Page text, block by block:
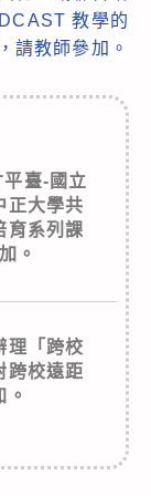
教學的
請教師參加。
臺-國立
正大學共
育系列課
。
理「跨校
跨校遠距